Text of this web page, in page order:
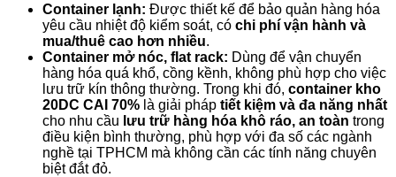
Container lạnh: Được thiết kế để bảo quản hàng hóa
yêu cầu nhiệt độ kiểm soát, có chi phí vận hành và
mua/thuê cao hơn nhiều.
Container mở nóc, flat rack: Dùng để vận chuyển
hàng hóa quá khổ, cồng kềnh, không phù hợp cho việc
lưu trữ kín thông thường. Trong khi đó, container kho
20DC CAI 70% là giải pháp tiết kiệm và đa năng nhất
cho nhu cầu lưu trữ hàng hóa khô ráo, an toàn trong
điều kiện bình thường, phù hợp với đa số các ngành
nghề tại TPHCM mà không cần các tính năng chuyên
biệt đắt đỏ.